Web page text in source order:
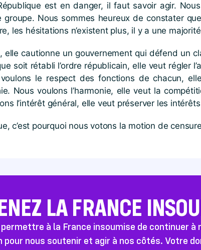
est en danger, il faut savoir agir.
Nous sommes heureux de constater
les hésitations n’existent plus, il y a une
elle cautionne un gouvernement qui défend un
soit rétabli l’ordre républicain, elle veut régler
le respect des fonctions de chacun,
Nous voulons l’harmonie, elle veut la
l’intérêt général, elle veut préserver les
c’est pourquoi nous votons la motion de
LA FRANCE
à la France insoumise de continuer à
pour nous soutenir et agir à nos côtés. Votre